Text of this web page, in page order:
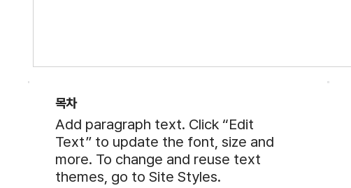
목차
Add paragraph text. Click “Edit
Text” to update the font, size and
more. To change and reuse text
themes, go to Site Styles.